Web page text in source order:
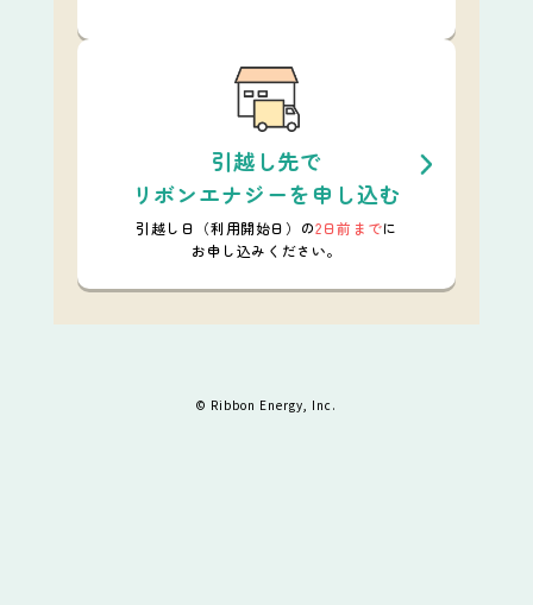
引越し先で
リボンエナジーを申し込む
引越し日（利用開始日）の2日前までに
お申し込みください。
© Ribbon Energy, Inc.